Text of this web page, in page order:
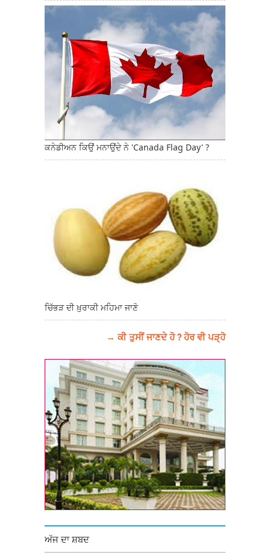
ਕਨੇਡੀਅਨ ਕਿਉਂ ਮਨਾਉਂਦੇ ਨੇ 'Canada Flag Day' ?
ਚਿੱਭੜ ਦੀ ਖ਼ੁਰਾਕੀ ਮਹਿਮਾ ਜਾਣੋ
→ ਕੀ ਤੁਸੀਂ ਜਾਣਦੇ ਹੋ ? ਹੋਰ ਵੀ ਪੜ੍ਹੋ
ਅੱਜ ਦਾ ਸ਼ਬਦ